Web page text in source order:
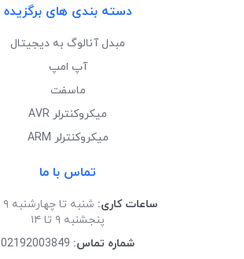
دسته بندی های برگزیده
مبدل آنالوگ به دیجیتال
آپ امپ
ماسفت
میکروکنترلر AVR
میکروکنترلر ARM
تماس با ما
ساعات کاری: شنبه تا چهارشنبه ۹ تا ۱۷
پنجشنبه ۹ تا ۱۴
شماره تماس: 02192003849